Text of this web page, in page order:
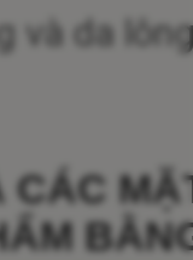
và da
CÁC